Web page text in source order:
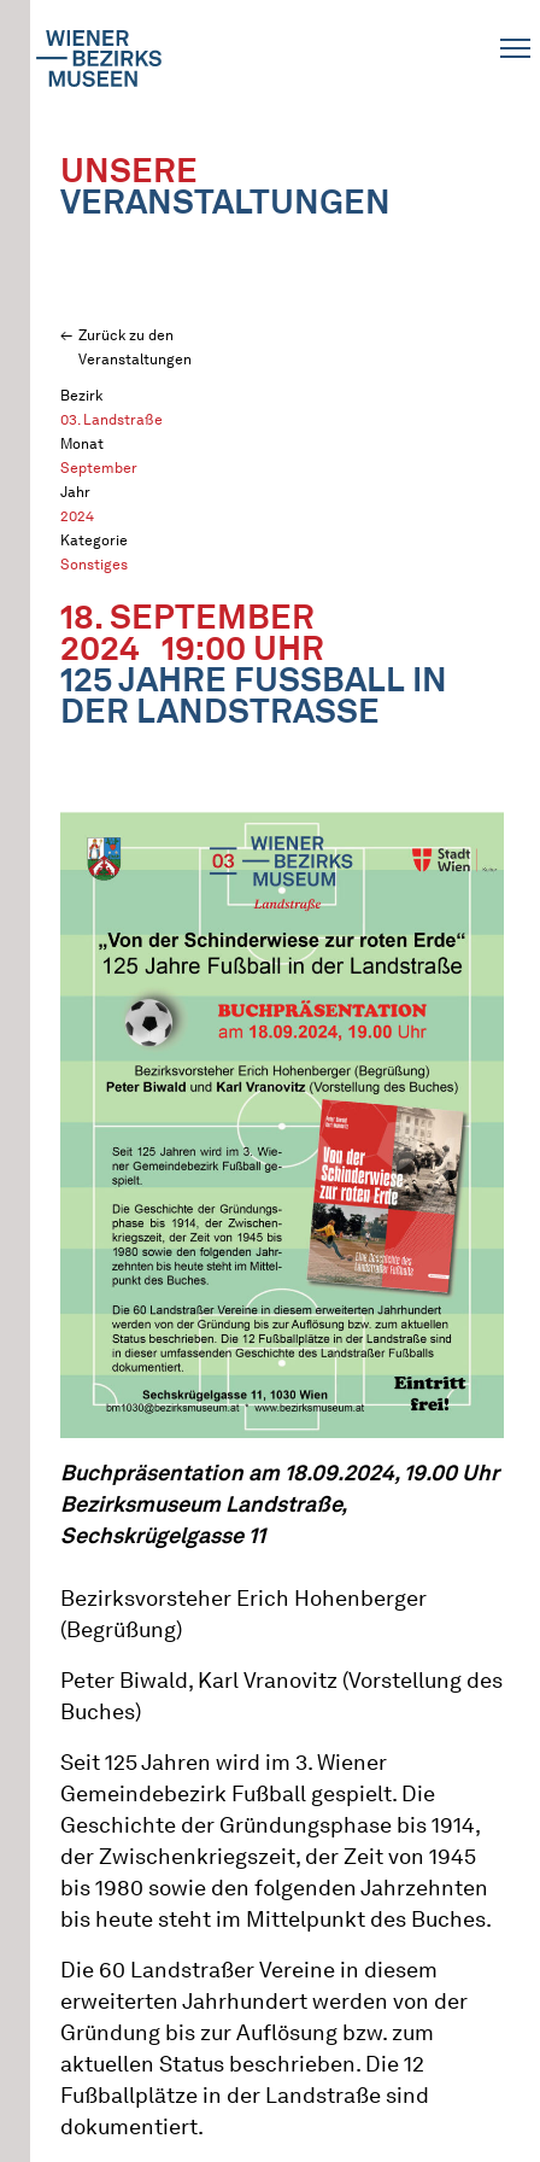
UNSERE
VERANSTALTUNGEN
Zurück zu den
Veranstaltungen
Bezirk
03. Landstraße
Monat
September
Jahr
2024
Kategorie
Sonstiges
18. SEPTEMBER
2024 19:00 UHR
125 JAHRE FUSSBALL IN D
ER LANDSTRASSE
Buchpräsentation am 18.09.2024, 19.00 Uhr
Bezirksmuseum Landstraße,
Sechskrügelgasse 11
Bezirksvorsteher Erich Hohenberger
(Begrüßung)
Peter Biwald, Karl Vranovitz (Vorstellung des
Buches)
Seit 125 Jahren wird im 3. Wiener
Gemeindebezirk Fußball gespielt. Die
Geschichte der Gründungsphase bis 1914,
der Zwischenkriegszeit, der Zeit von 1945
bis 1980 sowie den folgenden Jahrzehnten
bis heute steht im Mittelpunkt des Buches.
Die 60 Landstraßer Vereine in diesem
erweiterten Jahrhundert werden von der
Gründung bis zur Auflösung bzw. zum
aktuellen Status beschrieben. Die 12
Fußballplätze in der Landstraße sind
dokumentiert.